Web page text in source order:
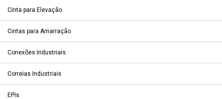
Cinta para Elevação
Cintas para Amarração
Conexões Industriais
Correias Industriais
EPIs